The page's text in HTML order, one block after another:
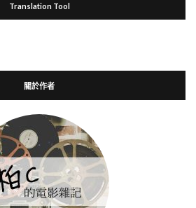
Translation Tool
關於作者